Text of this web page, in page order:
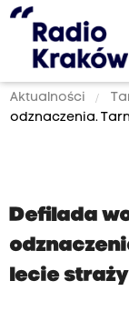
Aktualności
odznaczenia.
Defilada
lecie